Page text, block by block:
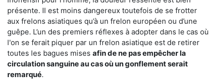
présente. Il est moins dangereux toutefois de se frotter
aux frelons asiatiques qu’à un frelon européen ou d’une
guêpe. L’un des premiers réflexes à adopter dans le cas où
l'on se ferait piquer par un frelon asiatique est de retirer
toutes les bagues mises afin de ne pas empêcher la
circulation sanguine au cas où un gonflement serait
remarqué.